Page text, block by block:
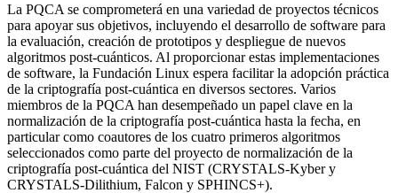
La PQCA se comprometerá en una variedad de proyectos técnicos
para apoyar sus objetivos, incluyendo el desarrollo de software para
la evaluación, creación de prototipos y despliegue de nuevos
algoritmos post-cuánticos. Al proporcionar estas implementaciones
de software, la Fundación Linux espera facilitar la adopción práctica
de la criptografía post-cuántica en diversos sectores. Varios
miembros de la PQCA han desempeñado un papel clave en la
normalización de la criptografía post-cuántica hasta la fecha, en
particular como coautores de los cuatro primeros algoritmos
seleccionados como parte del proyecto de normalización de la
criptografía post-cuántica del NIST (CRYSTALS-Kyber y
CRYSTALS-Dilithium, Falcon y SPHINCS+).